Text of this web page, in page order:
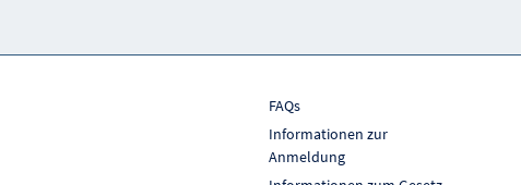
FAQs
Informationen zur
Anmeldung